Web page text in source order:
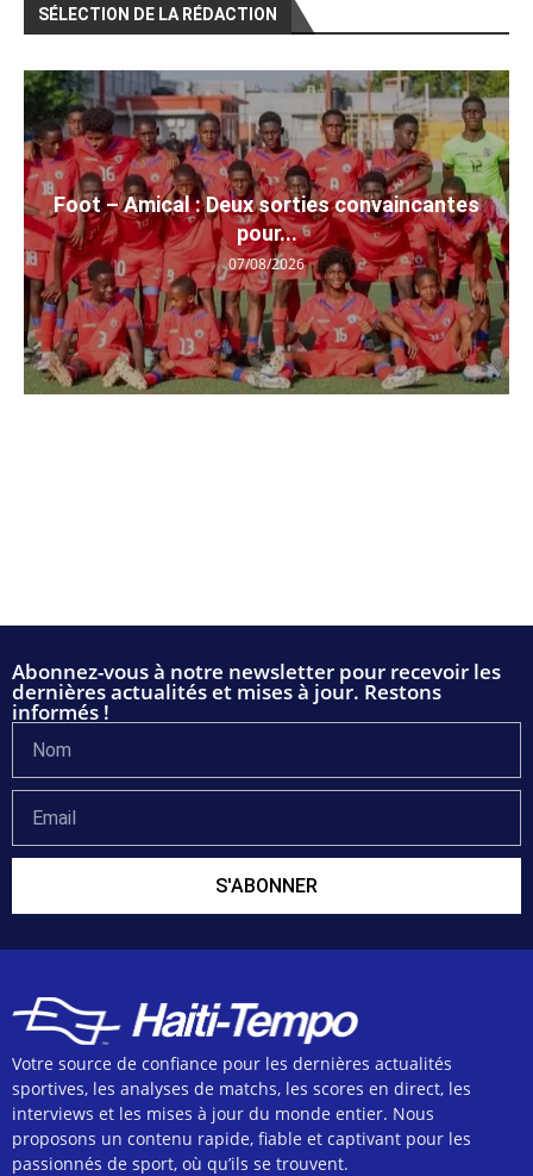
SÉLECTION DE LA RÉDACTION
Foot – Amical : Deux sorties convaincantes
pour...
07/08/2026
Abonnez-vous à notre newsletter pour recevoir les
dernières actualités et mises à jour. Restons
informés !
S'ABONNER
Votre source de confiance pour les dernières actualités
sportives, les analyses de matchs, les scores en direct, les
interviews et les mises à jour du monde entier. Nous
proposons un contenu rapide, fiable et captivant pour les
passionnés de sport, où qu’ils se trouvent.